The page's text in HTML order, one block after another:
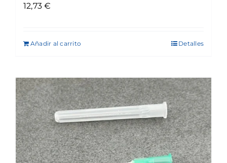
12,73€
Añadir al carrito Detalles